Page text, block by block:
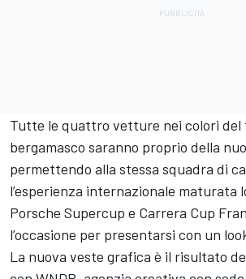
Tutte le quattro vetture nei colori del
bergamasco saranno proprio della
permettendo alla stessa squadra di
l’esperienza internazionale maturata
Porsche Supercup e Carrera Cup
l’occasione per presentarsi con un
La nuova veste grafica è il risultato